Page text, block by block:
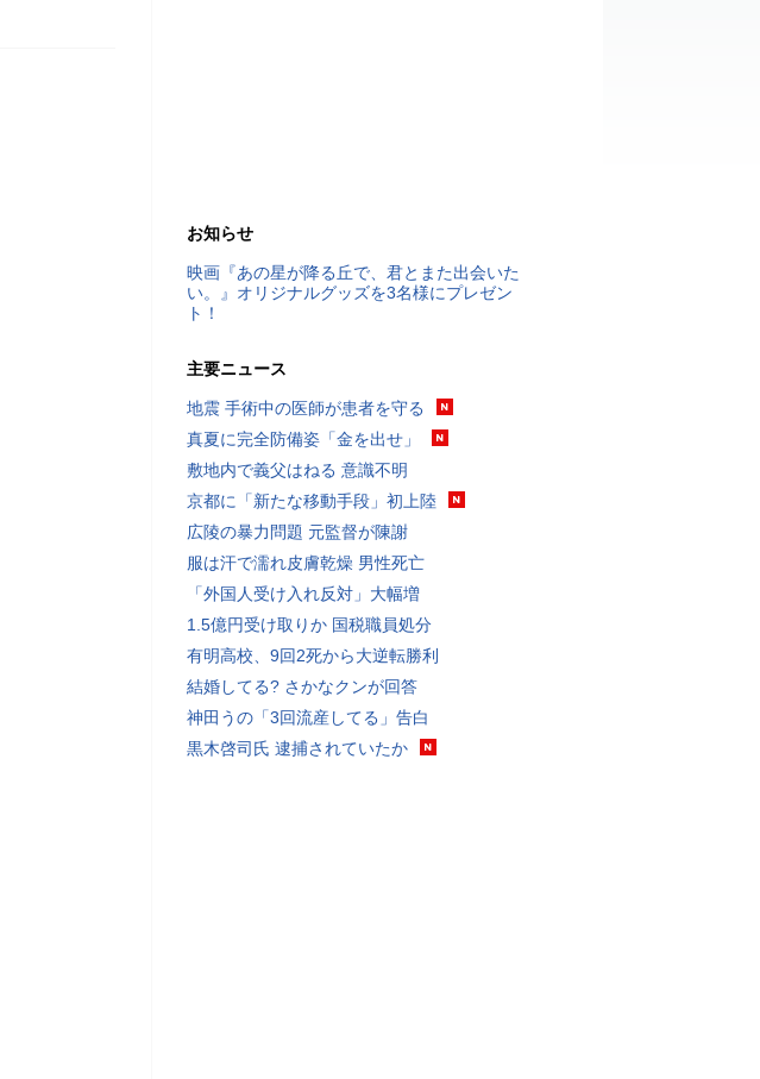
お知らせ
映画『あの星が降る丘で、君とまた出会いた
い。』オリジナルグッズを3名様にプレゼン
ト！
主要ニュース
地震 手術中の医師が患者を守る
真夏に完全防備姿「金を出せ」
敷地内で義父はねる 意識不明
京都に「新たな移動手段」初上陸
広陵の暴力問題 元監督が陳謝
服は汗で濡れ皮膚乾燥 男性死亡
「外国人受け入れ反対」大幅増
1.5億円受け取りか 国税職員処分
有明高校、9回2死から大逆転勝利
結婚してる? さかなクンが回答
神田うの「3回流産してる」告白
黒木啓司氏 逮捕されていたか